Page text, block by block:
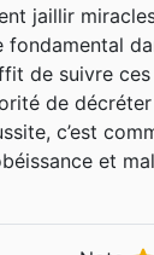
jaillir
fondamental
de suivre
de
c’est
et